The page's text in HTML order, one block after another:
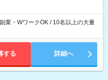
業・WワークOK / 10名以上の大量
する 詳細へ